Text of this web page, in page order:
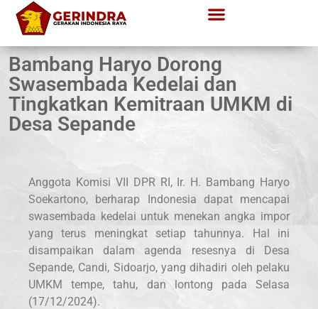
Bambang Haryo Dorong
Swasembada Kedelai dan
Tingkatkan Kemitraan UMKM di
Desa Sepande
Anggota Komisi VII DPR RI, Ir. H. Bambang Haryo
Soekartono, berharap Indonesia dapat mencapai
swasembada kedelai untuk menekan angka impor
yang terus meningkat setiap tahunnya. Hal ini
disampaikan dalam agenda resesnya di Desa
Sepande, Candi, Sidoarjo, yang dihadiri oleh pelaku
UMKM tempe, tahu, dan lontong pada Selasa
(17/12/2024).